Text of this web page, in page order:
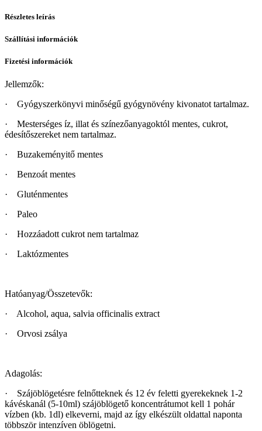
Részletes leírás
Szállítási információk
Fizetési információk
Jellemzők:
· Gyógyszerkönyvi minőségű gyógynövény kivonatot tartalmaz.
· Mesterséges íz, illat és színezőanyagoktól mentes, cukrot,
édesítőszereket nem tartalmaz.
· Buzakeményitő mentes
· Benzoát mentes
· Gluténmentes
· Paleo
· Hozzáadott cukrot nem tartalmaz
· Laktózmentes
Hatóanyag/Összetevők:
· Alcohol, aqua, salvia officinalis extract
· Orvosi zsálya
Adagolás:
· Szájöblögetésre felnőtteknek és 12 év feletti gyerekeknek 1-2
kávéskanál (5-10ml) szájöblögető koncentrátumot kell 1 pohár
vízben (kb. 1dl) elkeverni, majd az így elkészült oldattal naponta
többször intenzíven öblögetni.